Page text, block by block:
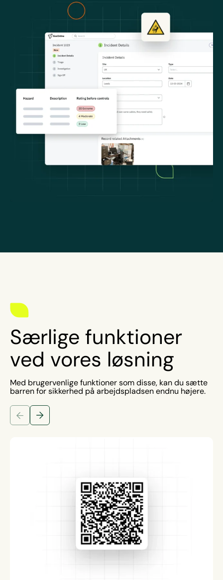
Særlige funktioner
ved vores løsning
Med brugervenlige funktioner som disse, kan du sætte
barren for sikkerhed på arbejdspladsen endnu højere.
Forrige diasNæste dias